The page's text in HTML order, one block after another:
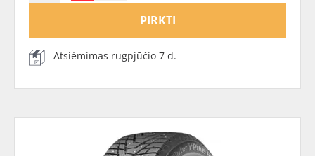
PIRKTI
Atsiėmimas rugpjūčio 7 d.